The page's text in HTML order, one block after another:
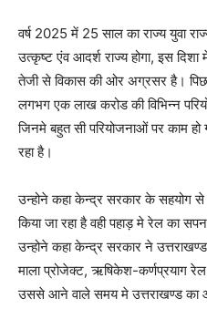
वर्ष 2025 में 25 साल का राज्य युवा
उत्कृष्ट एंव आदर्श राज्य होगा, इस
तेजी से विकास की ओर अग्रसर है। पिछले
लगभग एक लाख करोड की विभिन्न
जिनमे बहुत सी परियोजनाओं पर काम
रहा है।
उन्होने कहा केन्द्र सरकार के सहयोग से
किया जा रहा है वही पहाड़ मे रेल का
उन्होने कहा केन्द्र सरकार ने
माला प्रोजेक्ट, ऋषिकेश-कर्णप्रयाग
उससे आने वाले समय मे उत्तराखण्ड का